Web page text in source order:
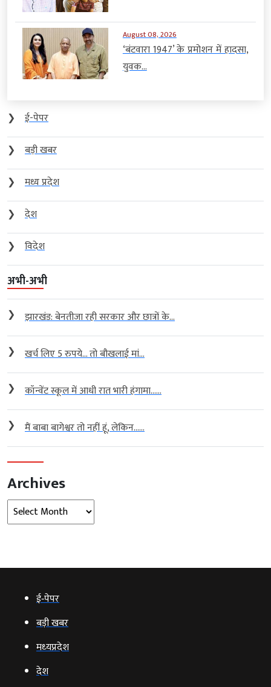
August 08, 2026
‘बंटवारा 1947’ के प्रमोशन में हादसा,
युवक...
❯
ई-पेपर
❯
बड़ी खबर
❯
मध्य प्रदेश
❯
देश
❯
विदेश
अभी-अभी
❯ झारखंड: बेनतीजा रही सरकार और छात्रों के...
❯ खर्च लिए 5 रुपये… तो बौखलाई मां...
❯ कॉन्वेंट स्कूल में आधी रात भारी हंगामा…...
❯ मैं बाबा बागेश्वर तो नहीं हूं, लेकिन…...
Archives
Archives
ई‑पेपर
बड़ी खबर
मध्‍यप्रदेश
देश